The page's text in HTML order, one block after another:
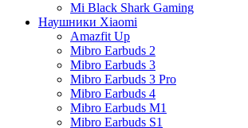
Mi Black Shark Gaming
Наушники Xiaomi
Amazfit Up
Mibro Earbuds 2
Mibro Earbuds 3
Mibro Earbuds 3 Pro
Mibro Earbuds 4
Mibro Earbuds M1
Mibro Earbuds S1